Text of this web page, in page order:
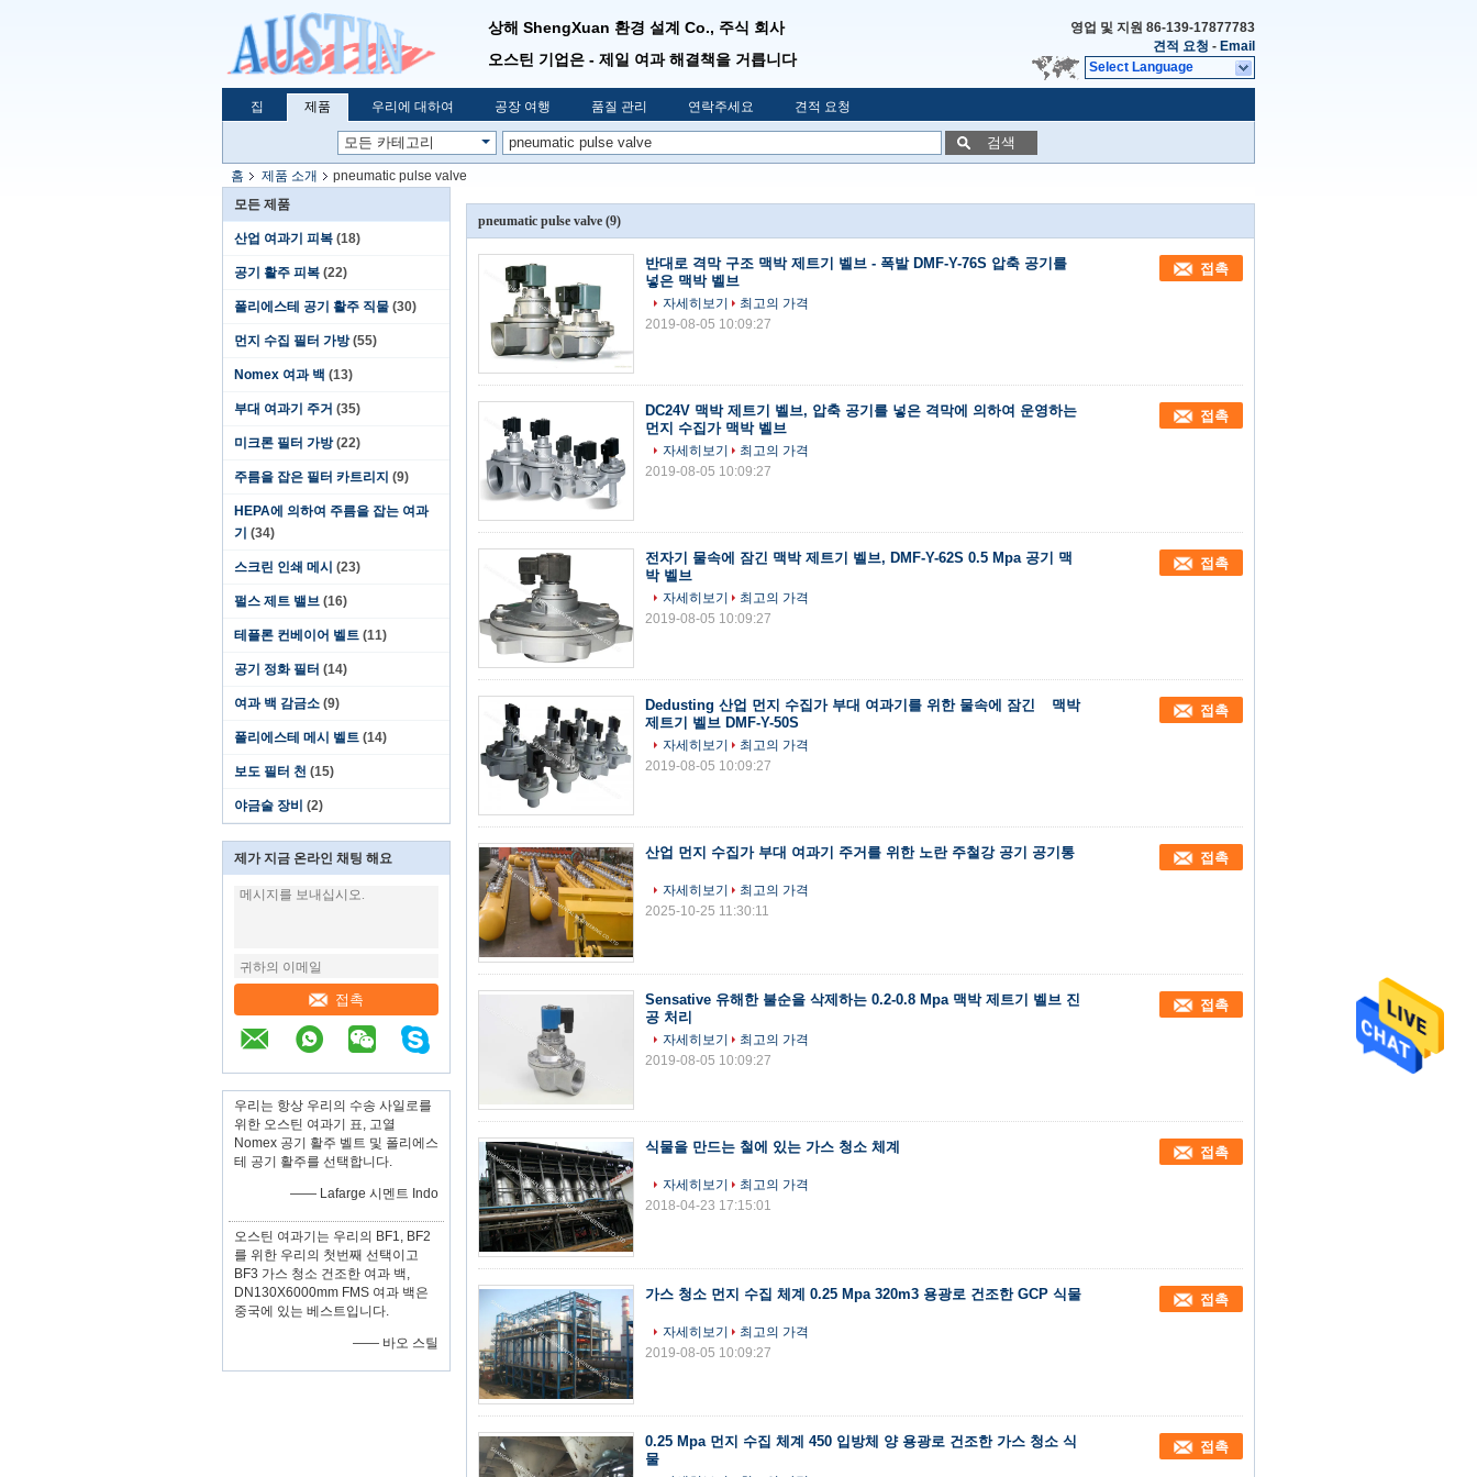
상해 ShengXuan 환경 설계 Co., 주식 회사
오스틴 기업은 - 제일 여과 해결책을 거릅니다
영업 및 지원 86-139-17877783
견적 요청 - Email
Select Language
집 제품 우리에 대하여 공장 여행 품질 관리 연락주세요 견적 요청
검색
홈 제품 소개
pneumatic pulse valve
모든 제품
산업 여과기 피복 (18)
공기 활주 피복 (22)
폴리에스테 공기 활주 직물 (30)
먼지 수집 필터 가방 (55)
Nomex 여과 백 (13)
부대 여과기 주거 (35)
미크론 필터 가방 (22)
주름을 잡은 필터 카트리지 (9)
HEPA에 의하여 주름을 잡는 여과
기 (34)
스크린 인쇄 메시 (23)
펄스 제트 밸브 (16)
테플론 컨베이어 벨트 (11)
공기 정화 필터 (14)
여과 백 감금소 (9)
폴리에스테 메시 벨트 (14)
보도 필터 천 (15)
야금술 장비 (2)
제가 지금 온라인 채팅 해요
접촉
우리는 항상 우리의 수송 사일로를
위한 오스틴 여과기 표, 고열
Nomex 공기 활주 벨트 및 폴리에스
테 공기 활주를 선택합니다.
—— Lafarge 시멘트 Indo
오스틴 여과기는 우리의 BF1, BF2
를 위한 우리의 첫번째 선택이고
BF3 가스 청소 건조한 여과 백,
DN130X6000mm FMS 여과 백은
중국에 있는 베스트입니다.
—— 바오 스틸
pneumatic pulse valve (9)
반대로 격막 구조 맥박 제트기 벨브 - 폭발 DMF-Y-76S 압축 공기를
넣은 맥박 벨브
접촉
자세히보기
최고의 가격
2019-08-05 10:09:27
DC24V 맥박 제트기 벨브, 압축 공기를 넣은 격막에 의하여 운영하는
먼지 수집가 맥박 벨브
접촉
자세히보기
최고의 가격
2019-08-05 10:09:27
전자기 물속에 잠긴 맥박 제트기 벨브, DMF-Y-62S 0.5 Mpa 공기 맥
박 벨브
접촉
자세히보기
최고의 가격
2019-08-05 10:09:27
Dedusting 산업 먼지 수집가 부대 여과기를 위한 물속에 잠긴 맥박
제트기 벨브 DMF-Y-50S
접촉
자세히보기
최고의 가격
2019-08-05 10:09:27
산업 먼지 수집가 부대 여과기 주거를 위한 노란 주철강 공기 공기통 접촉
자세히보기
최고의 가격
2025-10-25 11:30:11
Sensative 유해한 불순을 삭제하는 0.2-0.8 Mpa 맥박 제트기 벨브 진
공 처리
접촉
자세히보기
최고의 가격
2019-08-05 10:09:27
식물을 만드는 철에 있는 가스 청소 체계 접촉
자세히보기
최고의 가격
2018-04-23 17:15:01
가스 청소 먼지 수집 체계 0.25 Mpa 320m3 용광로 건조한 GCP 식물 접촉
자세히보기
최고의 가격
2019-08-05 10:09:27
0.25 Mpa 먼지 수집 체계 450 입방체 양 용광로 건조한 가스 청소 식
물
접촉